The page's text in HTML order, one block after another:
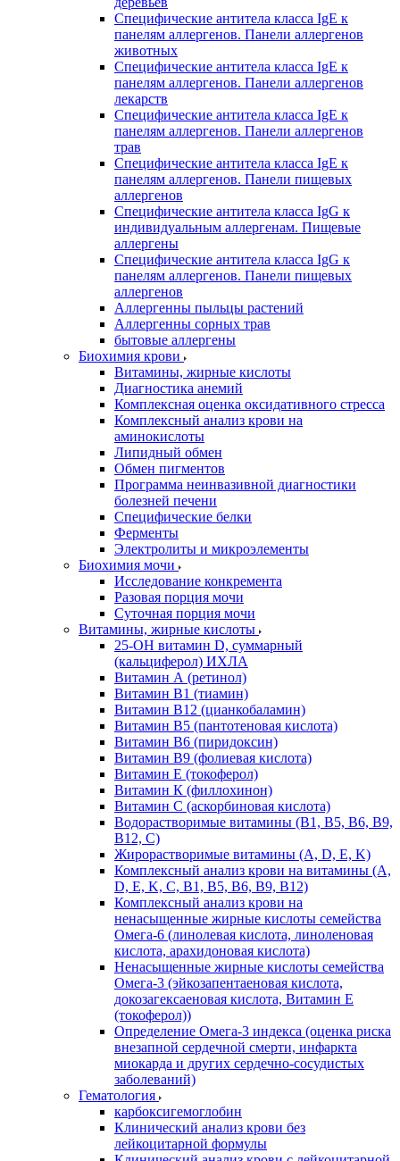
Специфические антитела класса IgE к
панелям аллергенов. Панели аллергенов
животных
Специфические антитела класса IgE к
панелям аллергенов. Панели аллергенов
лекарств
Специфические антитела класса IgE к
панелям аллергенов. Панели аллергенов
трав
Специфические антитела класса IgE к
панелям аллергенов. Панели пищевых
аллергенов
Специфические антитела класса IgG к
индивидуальным аллергенам. Пищевые
аллергены
Специфические антитела класса IgG к
панелям аллергенов. Панели пищевых
аллергенов
Аллергенны пыльцы растений
Аллергенны сорных трав
бытовые аллергены
Биохимия крови
Витамины, жирные кислоты
Диагностика анемий
Комплексная оценка оксидативного стресса
Комплексный анализ крови на
аминокислоты
Липидный обмен
Обмен пигментов
Программа неинвазивной диагностики
болезней печени
Специфические белки
Ферменты
Электролиты и микроэлементы
Биохимия мочи
Исследование конкремента
Разовая порция мочи
Суточная порция мочи
Витамины, жирные кислоты
25-OH витамин D, суммарный
(кальциферол) ИХЛА
Витамин А (ретинол)
Витамин В1 (тиамин)
Витамин В12 (цианкобаламин)
Витамин В5 (пантотеновая кислота)
Витамин В6 (пиридоксин)
Витамин В9 (фолиевая кислота)
Витамин Е (токоферол)
Витамин К (филлохинон)
Витамин С (аскорбиновая кислота)
Водорастворимые витамины (B1, B5, B6, В9,
В12, С)
Жирорастворимые витамины (A, D, E, K)
Комплексный анализ крови на витамины (A,
D, E, K, C, B1, B5, B6, В9, B12)
Комплексный анализ крови на
ненасыщенные жирные кислоты семейства
Омега-6 (линолевая кислота, линоленовая
кислота, арахидоновая кислота)
Ненасыщенные жирные кислоты семейства
Омега-3 (эйкозапентаеновая кислота,
докозагексаеновая кислота, Витамин E
(токоферол))
Определение Омега-3 индекса (оценка риска
внезапной сердечной смерти, инфаркта
миокарда и других сердечно-сосудистых
заболеваний)
Гематология
карбоксигемоглобин
Клинический анализ крови без
лейкоцитарной формулы